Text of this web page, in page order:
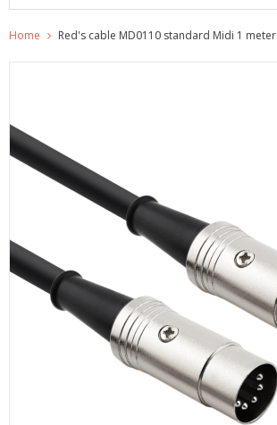
Home Red's cable MD0110 standard Midi 1 meter